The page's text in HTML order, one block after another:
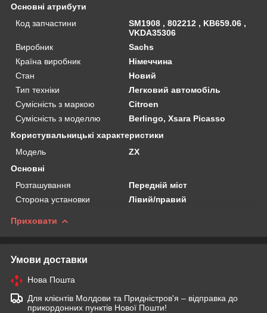
Основні атрибути
Код запчастини
SM1908 , 802212 , KB659.06 ,
VKDA35306
Виробник
Sachs
Країна виробник
Німеччина
Стан
Новий
Тип техніки
Легковий автомобіль
Сумісність з маркою
Citroen
Сумісність з моделлю
Berlingo, Xsara Picasso
Користувальницькі характеристики
Мoдель
ZX
Основні
Розташування
Передній міст
Сторона установки
Лівий/правий
Приховати
Умови доставки
Нова Пошта
Для клієнтів Молдови та Придністров'я – відправка до
прикордонних пунктів Нової Пошти!